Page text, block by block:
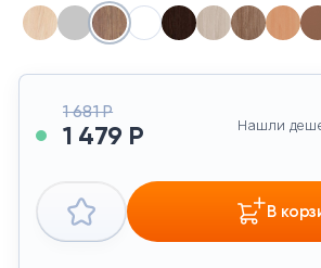
1 681 Р
1 479 Р Нашли
В
Искусственные
Кашпо